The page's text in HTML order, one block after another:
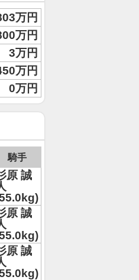
万円
万円
3万円
万円
0万円
騎手
原 誠
原 誠
原 誠